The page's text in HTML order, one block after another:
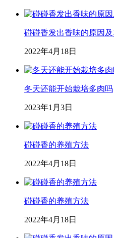
碰碰香发出香味的原因及
2022年4月18日
冬天还能开始栽培多肉吗
2023年1月3日
碰碰香的养殖方法
2022年4月18日
碰碰香的养殖方法
2022年4月18日